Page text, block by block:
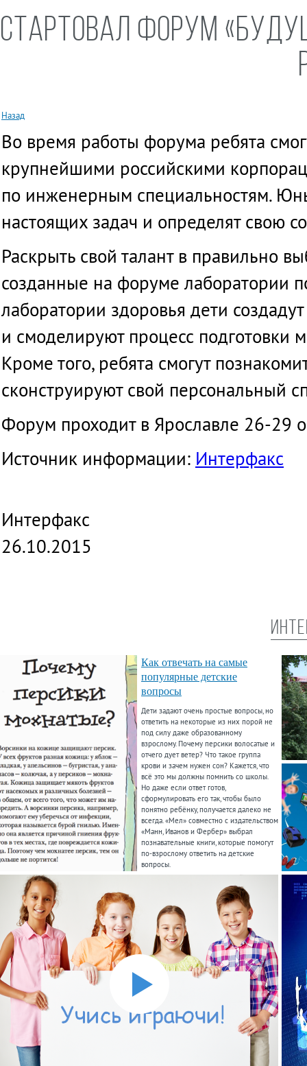
Стартовал форум
Назад
Во время работы форума ребята
крупнейшими российскими
по инженерным специальностям.
настоящих задач и определят свою
Раскрыть свой талантв правильно
созданные на форуме лаборатории
лаборатории здоровья дети создадут
и смоделируют процесс подготовки
Кроме того, ребята смогут
сконструируют свой персональный
Форум проходит в Ярославле 26-29
Источник информации: Интерфакс
Интерфакс
26.10.2015
Как отвечать на самые
популярные детские
вопросы
Дети задают очень простые вопросы, но
ответить на некоторые из них порой не
под силу даже образованному
взрослому. Почему персики волосатые и
отчего дует ветер? Что такое группа
крови и зачем нужен сон? Кажется, что
всё это мы должны помнить со школы.
Но даже если ответ готов,
сформулировать его так, чтобы было
понятно ребёнку, получается далеко не
всегда. «Мел» совместно с издательством
«Манн, Иванов и Фербер» выбрал
познавательные книги, которые помогут
по-взрослому ответить на детские
вопросы.